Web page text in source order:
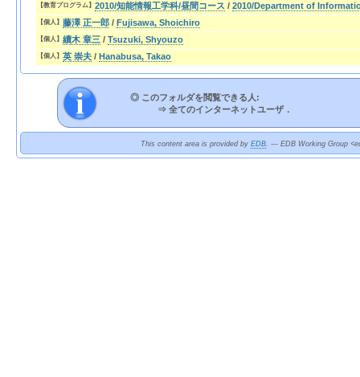
【教育プログラム】 2010/知能情報工学科/昼間コース / 2010/Department of
【個人】 藤澤 正一郎 / Fujisawa, Shoichiro
【個人】 續木 章三 / Tsuzuki, Shyouzo
【個人】 英 崇夫 / Hanabusa, Takao
◎ このフォルダを閲覧できる人:
⇒ 全てのインターネットユーザ．
This content area is provided by EDB. --- EDB Working Group